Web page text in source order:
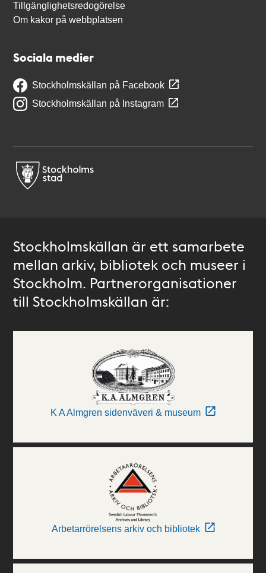
Tillgänglighetsredogörelse
Om kakor på webbplatsen
Sociala medier
Stockholmskällan på Facebook
Stockholmskällan på Instagram
Stockholmskällan är ett samarbete
mellan arkiv, bibliotek och museer i
Stockholm. Partnerorganisationer
till Stockholmskällan är:
K A Almgren sidenväveri & museum
Arbetarrörelsens arkiv och bibliotek